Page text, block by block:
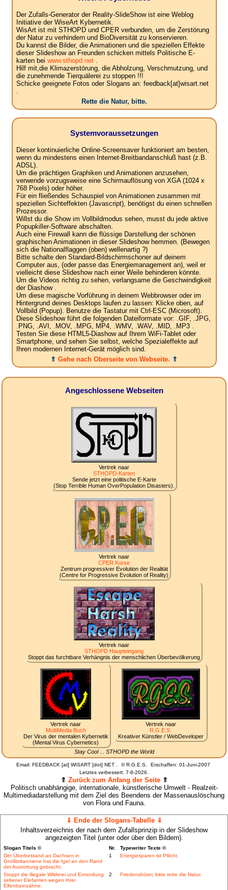
Der Zufalls-Generator der Reality-SlideShow ist eine Weblog
Initiative der WiseArt Kybernetik.
WisArt ist mit STHOPD und CPER verbunden, um die Zerstörung
der Natur zu verhindern und BioDiversität zu konservieren.
Du kannst die Bilder, die Animationen und die speziellen Effekte
dieser Slideshow an Freunden schicken mittels Politische E-
karten bei www.sthopd.net.
Hilf mit,die Klimazerstörung, die Abholzung, Verschmutzung, und
die zunehmende Tierquälerei zu stoppen !!!
Schicke geeignete Fotos oder Slogans an: feedback[at]wisart.net
.
Rette die Natur, bitte.
Systemvoraussetzungen
Dieser kontinuierliche Online-Screensaver funktioniert am besten,
wenn du mindestens einen Internet-Breitbandanschluß hast (z.B.
ADSL).
Um die prächtigen Graphiken und Animationen anzusehen,
verwende vorzugsweise eine Schirmauflösung von XGA (1024 x
768 Pixels) oder höher.
Für ein fließendes Schauspiel von Animationen zusammen mit
speziellen Sichteffekten (Javascript), benötigst du einen schnellen
Prozessor.
Willst du die Show im Vollbildmodus sehen, musst du jede aktive
Popupkiller-Software abschalten.
Auch eine Firewall kann die flüssige Darstellung der schönen
graphischen Animationen in dieser Slideshow hemmen. (Bewegen
sich die Nationalflaggen (oben) wellenartig ?)
Bitte schalte den Standard-Bildschirmschoner auf deinem
Computer aus, (oder passe das Energiemanagement an), weil er
vielleicht diese Slideshow nach einer Weile behinderen könnte.
Um die Videos richtig zu sehen, verlangsame die Geschwindigkeit
der Diashow .
Um diese magische Vorführung in deinem Webbrowser oder im
Hintergrund deines Desktops laufen zu lassen: Klicke oben, auf
Vollbild (Popup). Benutze die Tastatur mit Ctrl-ESC (Microsoft).
Diese Slideshow führt die folgenden Dateiformate vor: .GIF, .JPG,
.PNG, .AVI, .MOV, .MPG, MP4, .WMV, .WAV, .MID, .MP3 .
Testen Sie diese HTML5-Diashow auf Ihrem WiFi-Tablet oder
Smartphone, und sehen Sie selbst, welche Spezialeffekte auf
Ihren modernen Internet-Gerät möglich sind.
⇑ Gehe nach Oberseite von Webseite. ⇑
Angeschlossene Webseiten
Vertrek naar
STHOPD-Karten
Sende jetzt eine politische E-Karte
(Stop Terrible Human OverPopulation Disasters).
Vertrek naar
CPER Kurse
Zentrum progressiver Evolution der Realität
(Centre for Progressive Evolution of Reality)
Vertrek naar
STHOPD Haupteingang
Stoppt das furchtbare Verhängnis der menschlichen Überbevölkerung
Vertrek naar
MultiMedia Buch
Der Virus der mentalen Kybernetik
(Mental Virus Cybernetics)
Vertrek naar
R.G.E.S.
Kreativer Künstler / WebDeveloper
Stay Cool ... STHOPD the World
Email: FEEDBACK [at] WISART [dot] NET . ©R.G.E.S.
Erschaffen: 01-Juni-2007
Letztes verbessert: 7-8-2026.
⇑ Zurück zum Anfang der Seite⇑
Politisch unabhängige, internationale, künstlerische Umwelt - Realzeit-
Multimediadarstellung mit dem Ziel des Beendens der Massenauslöschung
von Flora und Fauna.
⇓ Ende der Slogans-Tabelle ⇓
Inhaltsverzeichnis der nach dem Zufallsprinzip in der Slideshow
angezeigten Titel (unter oder über den Bildern).
Slogan Titels © Nr.
Typewriter Texte ©
Der Überbestand an Dachsen in
Großbritanniene hat die Igel an den Rand
der Ausrottung gebracht.
1 Energiesparen ist Pflicht.
Stoppt die illegale Wilderei und Ermordung
seltener Elefanten wegen ihrer
Elfenbeinzähne.
2 Friedenshüter, bitte rette die Natur.